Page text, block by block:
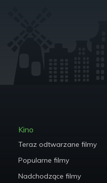
Kino
Teraz odtwarzane filmy
Popularne filmy
Nadchodzące filmy